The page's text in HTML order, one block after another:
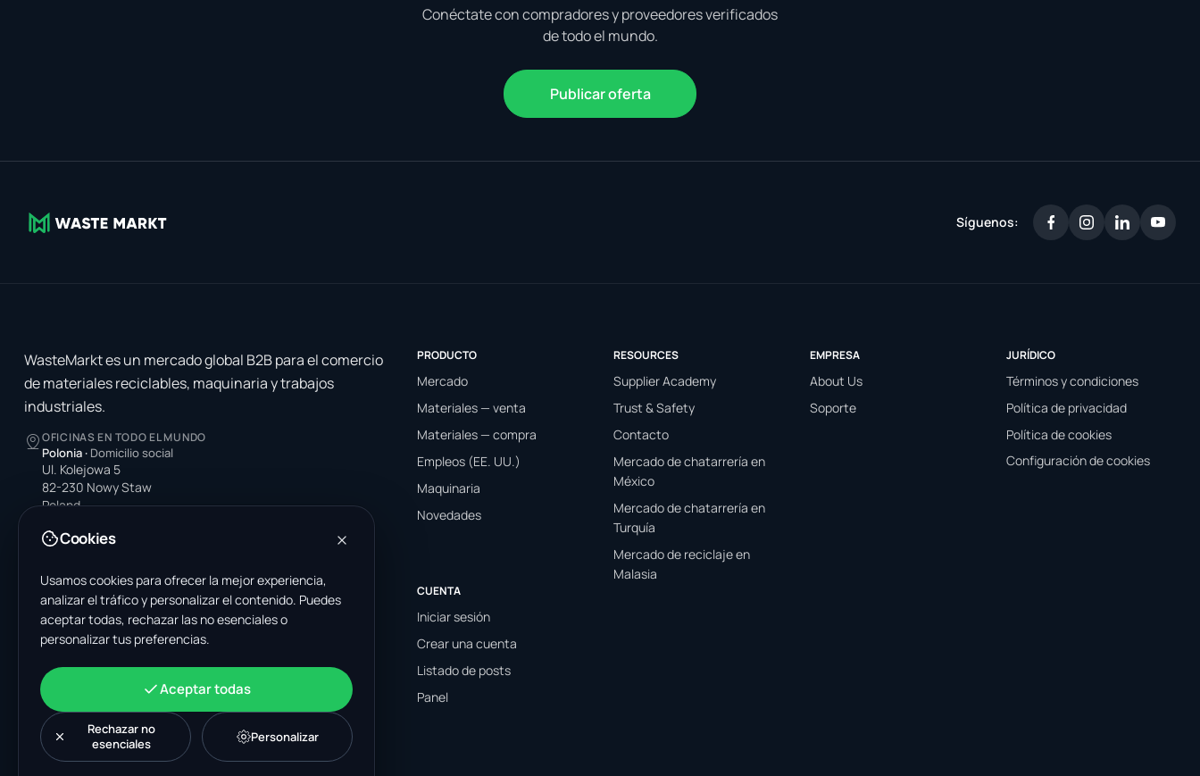
Conéctate con compradores y proveedores verificados
de todo el mundo.
Publicar oferta
Síguenos:
WasteMarkt es un mercado global B2B para el comercio
de materiales reciclables, maquinaria y trabajos
industriales.
OFICINAS EN TODO EL MUNDO
Polonia · Domicilio social
Ul. Kolejowa 5
82-230 Nowy Staw
Poland
Estados Unidos
Pinellas Park, FL 33781-3536
United States
India
A-199, Sector 63
Noida, Uttar Pradesh 201301
India
+48 606 662 650
support@wastemarkt.com
office@wastemarkt.com
PRODUCTO
Mercado
Materiales — venta
Materiales — compra
Empleos (EE. UU.)
Maquinaria
Novedades
RESOURCES
Supplier Academy
Trust & Safety
Contacto
Mercado de chatarrería en
México
Mercado de chatarrería en
Turquía
Mercado de reciclaje en
Malasia
EMPRESA
About Us
Soporte
JURÍDICO
Términos y condiciones
Política de privacidad
Política de cookies
Configuración de cookies
CUENTA
Iniciar sesión
Crear una cuenta
Listado de posts
Panel
Cookies
Usamos cookies para ofrecer la mejor experiencia,
analizar el tráfico y personalizar el contenido. Puedes
aceptar todas, rechazar las no esenciales o
personalizar tus preferencias.
Aceptar todas
Rechazar no
esenciales
Personalizar